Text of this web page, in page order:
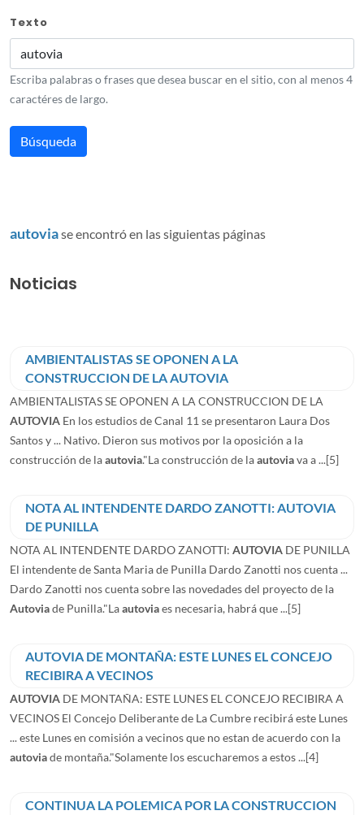
Texto
Escriba palabras o frases que desea buscar en el sitio, con al menos 4
caractéres de largo.
autoviase encontró en las siguientas páginas
Noticias
AMBIENTALISTAS SE OPONEN A LA
CONSTRUCCION DE LA AUTOVIA
AMBIENTALISTAS SE OPONEN A LA CONSTRUCCION DE LA
AUTOVIA En los estudios de Canal 11 se presentaron Laura Dos
Santos y ... Nativo. Dieron sus motivos por la oposición a la
construcción de laautovia."La construcción de laautoviava a ...[5]
NOTA AL INTENDENTE DARDO ZANOTTI: AUTOVIA
DE PUNILLA
NOTA AL INTENDENTE DARDO ZANOTTI: AUTOVIA DE PUNILLA
El intendente de Santa Maria de Punilla Dardo Zanotti nos cuenta ...
Dardo Zanotti nos cuenta sobre las novedades del proyecto de la
Autoviade Punilla."Laautoviaes necesaria, habrá que ...[5]
AUTOVIA DE MONTAÑA: ESTE LUNES EL CONCEJO
RECIBIRA A VECINOS
AUTOVIA DE MONTAÑA: ESTE LUNES EL CONCEJO RECIBIRA A
VECINOS El Concejo Deliberante de La Cumbre recibirá este Lunes
... este Lunes en comisión a vecinos que no estan de acuerdo con la
autoviade montaña."Solamente los escucharemos a estos ...[4]
CONTINUA LA POLEMICA POR LA CONSTRUCCION